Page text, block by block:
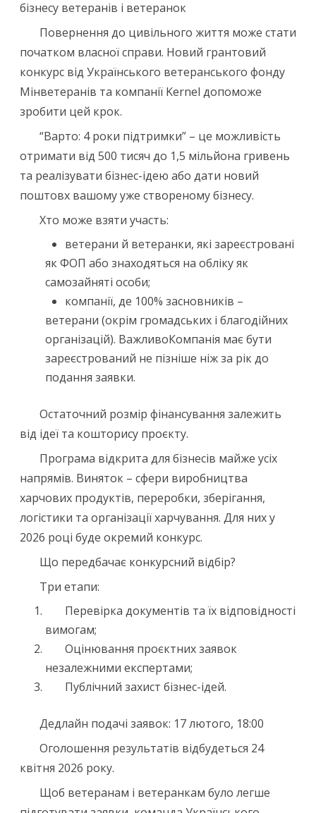
бізнесу ветеранів і ветеранок
Повернення до цивільного життя може стати
початком власної справи. Новий грантовий
конкурс від Українського ветеранського фонду
Мінветеранів та компанії Kernel допоможе
зробити цей крок.
“Варто: 4 роки підтримки” – це можливість
отримати від 500 тисяч до 1,5 мільйона гривень
та реалізувати бізнес-ідею або дати новий
поштовх вашому уже створеному бізнесу.
Хто може взяти участь:
ветерани й ветеранки, які зареєстровані
як ФОП або знаходяться на обліку як
самозайняті особи;
компанії, де 100% засновників –
ветерани (окрім громадських і благодійних
організацій). ВажливоКомпанія має бути
зареєстрований не пізніше ніж за рік до
подання заявки.
Остаточний розмір фінансування залежить
від ідеї та кошторису проєкту.
Програма відкрита для бізнесів майже усіх
напрямів. Виняток – сфери виробництва
харчових продуктів, переробки, зберігання,
логістики та організації харчування. Для них у
2026 році буде окремий конкурс.
Що передбачає конкурсний відбір?
Три етапи:
Перевірка документів та їх відповідності
вимогам;
Оцінювання проєктних заявок
незалежними експертами;
Публічний захист бізнес-ідей.
Дедлайн подачі заявок: 17 лютого, 18:00
Оголошення результатів відбудеться 24
квітня 2026 року.
Щоб ветеранам і ветеранкам було легше